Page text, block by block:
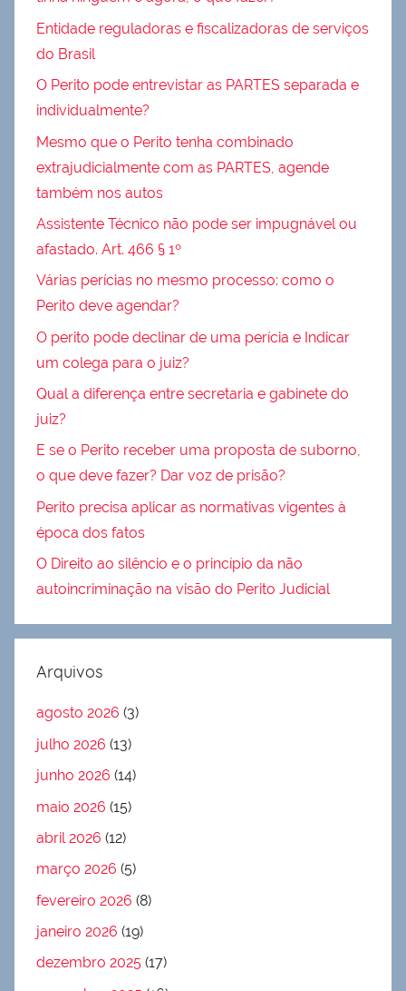
Entidade reguladoras e fiscalizadoras de serviços
do Brasil
O Perito pode entrevistar as PARTES separada e
individualmente?
Mesmo que o Perito tenha combinado
extrajudicialmente com as PARTES, agende
também nos autos
Assistente Técnico não pode ser impugnável ou
afastado. Art. 466 § 1º
Várias perícias no mesmo processo: como o
Perito deve agendar?
O perito pode declinar de uma perícia e Indicar
um colega para o juiz?
Qual a diferença entre secretaria e gabinete do
juiz?
E se o Perito receber uma proposta de suborno,
o que deve fazer? Dar voz de prisão?
Perito precisa aplicar as normativas vigentes à
época dos fatos
O Direito ao silêncio e o princípio da não
autoincriminação na visão do Perito Judicial
Arquivos
agosto 2026 (3)
julho 2026 (13)
junho 2026 (14)
maio 2026 (15)
abril 2026 (12)
março 2026 (5)
fevereiro 2026 (8)
janeiro 2026 (19)
dezembro 2025 (17)